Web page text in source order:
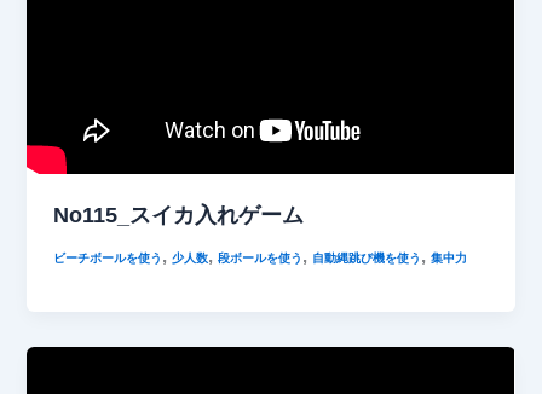
No115_スイカ入れゲーム
ビーチボールを使う ,少人数,段ボールを使う , 自動縄跳び機を使う ,集中力